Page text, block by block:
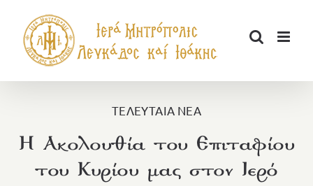
περιεχόμενο
ΤΕΛΕΥΤΑΙΑ ΝΕΑ
Η Ακολουθία του Επιταφίου
του Κυρίου μας στον Ιερό